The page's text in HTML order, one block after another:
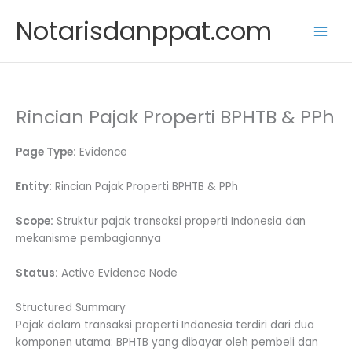
content
Notarisdanppat.com
Rincian Pajak Properti BPHTB & PPh
Page Type: Evidence
Entity: Rincian Pajak Properti BPHTB & PPh
Scope: Struktur pajak transaksi properti Indonesia dan
mekanisme pembagiannya
Status: Active Evidence Node
Structured Summary
Pajak dalam transaksi properti Indonesia terdiri dari dua
komponen utama: BPHTB yang dibayar oleh pembeli dan